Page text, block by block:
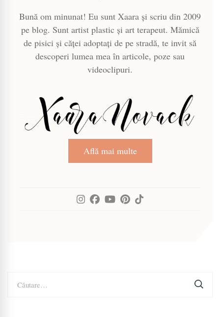
Bună om minunat! Eu sunt Xaara și scriu din 2009
pe blog. Sunt artist plastic și art terapeut. Mămică
de pisici și căței adoptați de pe stradă, te invit să
descoperi lumea mea în articole, poze sau
videoclipuri.
Află mai multe
după: